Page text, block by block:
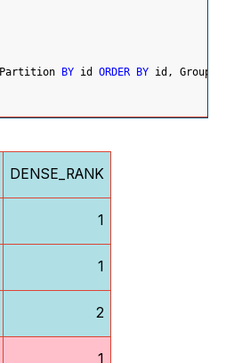
Partition BY id ORDER BY id, GroupId
DENSE_RANK
1
1
2
1